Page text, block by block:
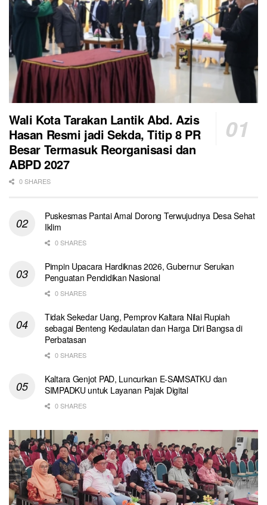
Wali Kota Tarakan Lantik Abd. Azis
Hasan Resmi jadi Sekda, Titip 8 PR
Besar Termasuk Reorganisasi dan
ABPD 2027
0 SHARES
Puskesmas Pantai Amal Dorong Terwujudnya Desa Sehat
Iklim
0 SHARES
Pimpin Upacara Hardiknas 2026, Gubernur Serukan
Penguatan Pendidikan Nasional
0 SHARES
Tidak Sekedar Uang, Pemprov Kaltara Nilai Rupiah
sebagai Benteng Kedaulatan dan Harga Diri Bangsa di
Perbatasan
0 SHARES
Kaltara Genjot PAD, Luncurkan E-SAMSATKU dan
SIMPADKU untuk Layanan Pajak Digital
0 SHARES